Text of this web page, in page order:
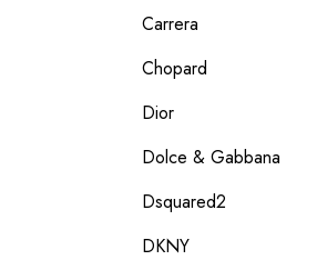
Carrera
Chopard
Dior
Dolce & Gabbana
Dsquared2
DKNY